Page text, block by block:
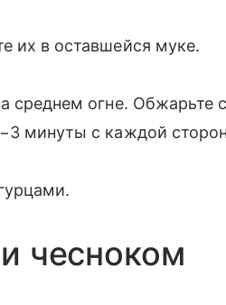
их в оставшейся муке.
среднем огне. Обжарьте
минуты с каждой
чесноком